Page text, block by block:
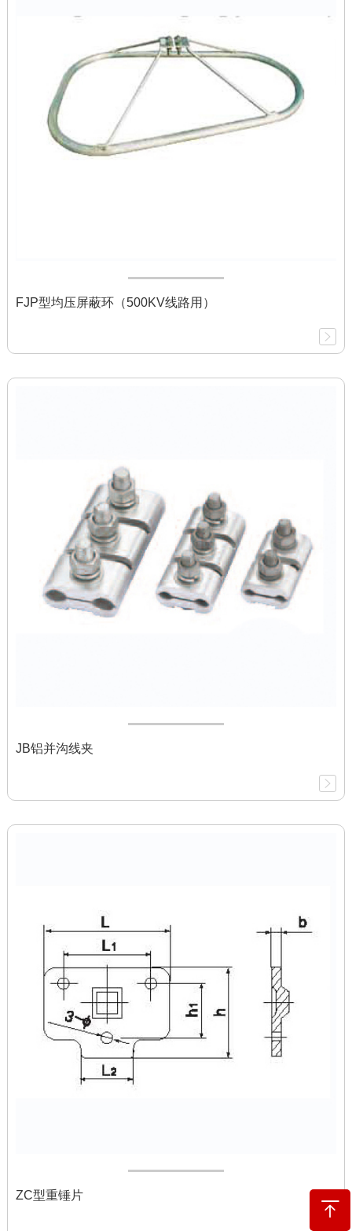
FJP型均压屏蔽环（500KV线路用）
JB铝并沟线夹
ZC型重锤片